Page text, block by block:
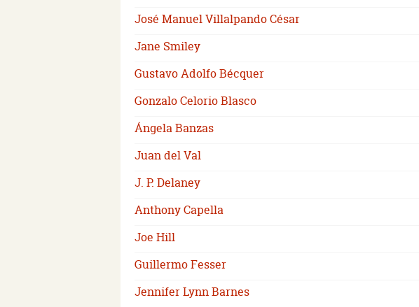
José Manuel Villalpando César
Jane Smiley
Gustavo Adolfo Bécquer
Gonzalo Celorio Blasco
Ángela Banzas
Juan del Val
J. P. Delaney
Anthony Capella
Joe Hill
Guillermo Fesser
Jennifer Lynn Barnes